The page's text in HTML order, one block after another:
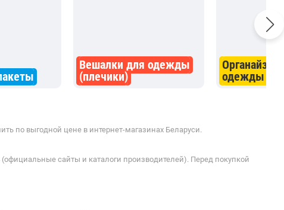
Вешалки для одежды
(плечики)
одежды и
по выгодной цене в интернет-магазинах Беларуси.
сайты и каталоги производителей). Перед покупкой